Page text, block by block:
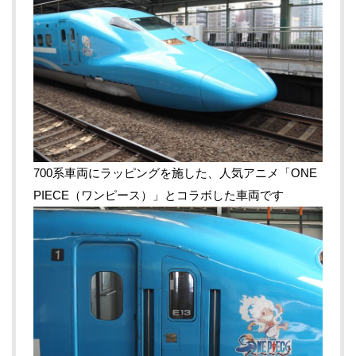
700系車両にラッピングを施した、人気アニメ「ONE
PIECE（ワンピース）」とコラボした車両です